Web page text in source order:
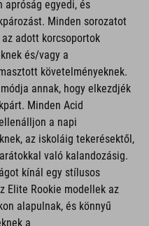
Minden sorozatot
adott korcsoportok
és/vagy a
követelményeknek.
annak, hogy elkezdjék
Minden Acid
a napi
az iskoláig tekerésektől,
való kalandozásig.
kínál egy stílusos
Elite Rookie modellek az
alapulnak, és könnyű
a